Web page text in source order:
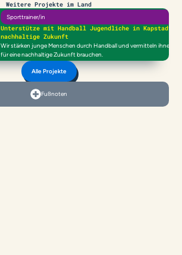
Weitere Projekte im Land
Sporttrainer/in
Unterstütze mit Handball Jugendliche in Kapstadt
nachhaltige Zukunft
Wir stärken junge Menschen durch Handball und vermitteln ihnen
für eine nachhaltige Zukunft brauchen.
Alle Projekte
Fußnoten